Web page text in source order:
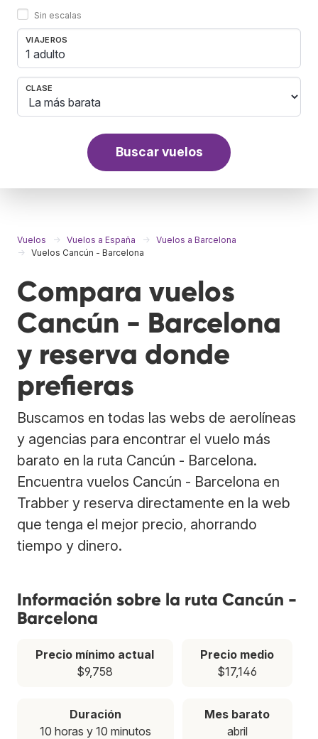
Sin escalas
VIAJEROS
1 adulto
CLASE
Buscar vuelos
Vuelos Vuelos a España
Vuelos a Barcelona
Vuelos Cancún - Barcelona
Compara vuelos
Cancún - Barcelona
y reserva donde
prefieras
Buscamos en todas las webs de aerolíneas
y agencias para encontrar el vuelo más
barato en la ruta Cancún - Barcelona.
Encuentra vuelos Cancún - Barcelona en
Trabber y reserva directamente en la web
que tenga el mejor precio, ahorrando
tiempo y dinero.
Información sobre la ruta Cancún -
Barcelona
Precio mínimo actual
$9,758
Precio medio
$17,146
Duración
10 horas y 10 minutos
Mes barato
abril